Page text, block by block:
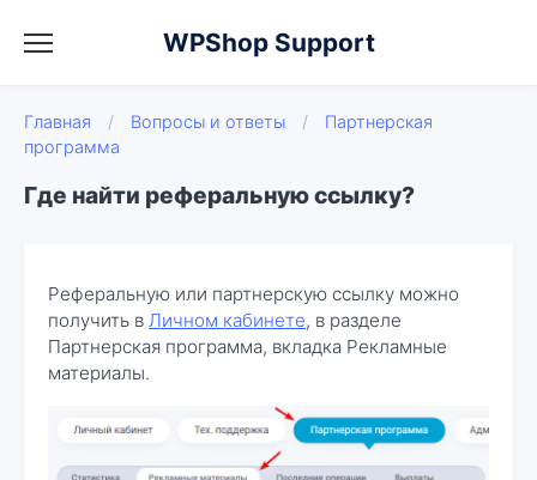
WPShop Support
Главная / Вопросы и ответы /
Партнерская
программа
Где найти реферальную ссылку?
Реферальную или партнерскую ссылку можно
получить в Личном кабинете, в разделе
Партнерская программа, вкладка Рекламные
материалы.